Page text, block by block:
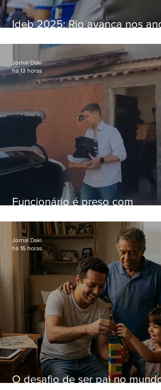
Ideb 2025: Rio avança nos
nacional
Funcionário é preso com
Hospital do Andaraí
Jornal Daki
há 13 horas
O desafio de ser pai no mundo
Jornal Daki
há 16 horas